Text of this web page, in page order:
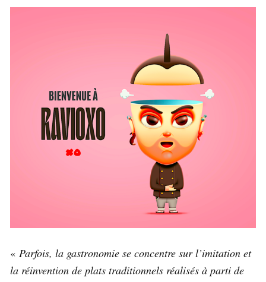
« Parfois, la gastronomie se concentre sur l’imitation et
la réinvention de plats traditionnels réalisés à parti de